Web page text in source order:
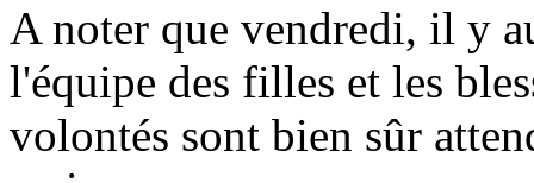
A noter que vendredi, il y
l'équipe des filles et les
volontés sont bien sûr